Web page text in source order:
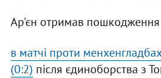
Ар'єн отримав пошкодження
в матчі проти
(0:2) після єдиноборства з